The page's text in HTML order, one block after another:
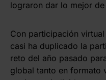
lograron dar lo mejor
Con participación
casi ha duplicado la
reto del año pasado
global tanto en formato